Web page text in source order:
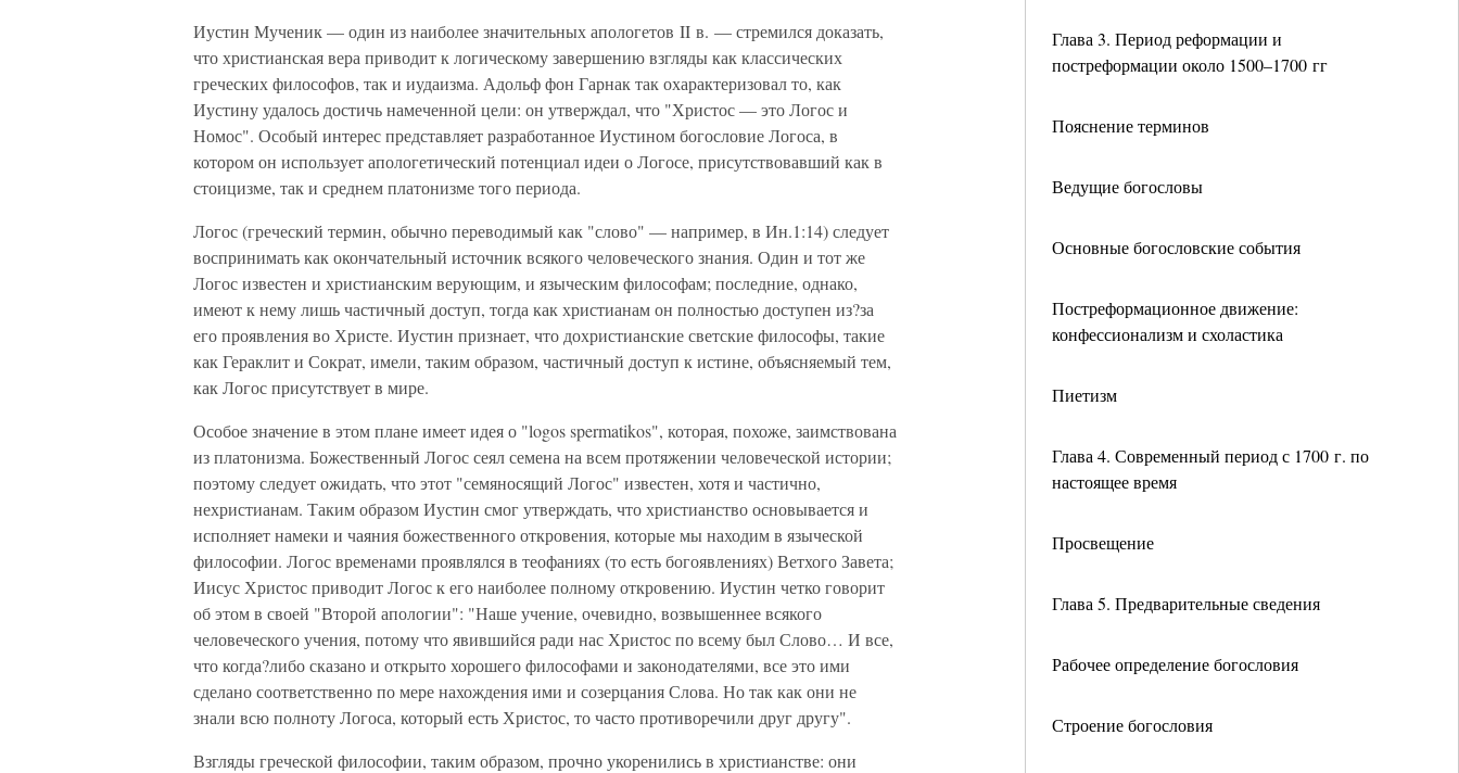
Глава 3. Период реформации и
постреформации около 1500–1700 гг
Пояснение терминов
Ведущие богословы
Основные богословские события
Постреформационное движение:
конфессионализм и схоластика
Пиетизм
Глава 4. Современный период с 1700 г. по
настоящее время
Просвещение
Глава 5. Предварительные сведения
Рабочее определение богословия
Строение богословия
Иустин Мученик — один из наиболее значительных апологетов II в. — стремился доказать,
что христианская вера приводит к логическому завершению взгляды как классических
греческих философов, так и иудаизма. Адольф фон Гарнак так охарактеризовал то, как
Иустину удалось достичь намеченной цели: он утверждал, что "Христос — это Логос и
Номос". Особый интерес представляет разработанное Иустином богословие Логоса, в
котором он использует апологетический потенциал идеи о Логосе, присутствовавший как в
стоицизме, так и среднем платонизме того периода.
Логос (греческий термин, обычно переводимый как "слово" — например, в Ин.1:14) следует
воспринимать как окончательный источник всякого человеческого знания. Один и тот же
Логос известен и христианским верующим, и языческим философам; последние, однако,
имеют к нему лишь частичный доступ, тогда как христианам он полностью доступен из?за
его проявления во Христе. Иустин признает, что дохристианские светские философы, такие
как Гераклит и Сократ, имели, таким образом, частичный доступ к истине, объясняемый тем,
как Логос присутствует в мире.
Особое значение в этом плане имеет идея о "logos spermatikos", которая, похоже, заимствована
из платонизма. Божественный Логос сеял семена на всем протяжении человеческой истории;
поэтому следует ожидать, что этот "семяносящий Логос" известен, хотя и частично,
нехристианам. Таким образом Иустин смог утверждать, что христианство основывается и
исполняет намеки и чаяния божественного откровения, которые мы находим в языческой
философии. Логос временами проявлялся в теофаниях (то есть богоявлениях) Ветхого Завета;
Иисус Христос приводит Логос к его наиболее полному откровению. Иустин четко говорит
об этом в своей "Второй апологии": "Наше учение, очевидно, возвышеннее всякого
человеческого учения, потому что явившийся ради нас Христос по всему был Слово… И все,
что когда?либо сказано и открыто хорошего философами и законодателями, все это ими
сделано соответственно по мере нахождения ими и созерцания Слова. Но так как они не
знали всю полноту Логоса, который есть Христос, то часто противоречили друг другу".
Взгляды греческой философии, таким образом, прочно укоренились в христианстве: они